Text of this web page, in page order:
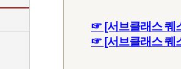
☞ [서브클래스 퀘
☞ [서브클래스 퀘